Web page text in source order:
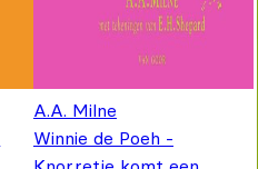
A.A. Milne
Winnie de Poeh -